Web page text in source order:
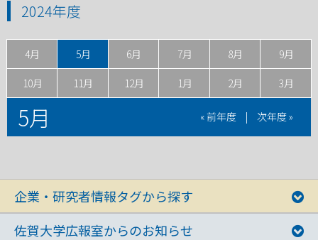
2024年度
4月 5月 6月 7月 8月 9月
10月 11月 12月 1月 2月 3月
5月 « 前年度 | 次年度 »
企業・研究者情報タグから探す
佐賀大学広報室からのお知らせ